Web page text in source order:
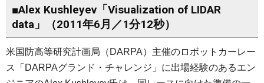
■Alex Kushleyev「Visualization of LIDAR
data」（2011年6月／1分12秒）
米国防高等研究計画局（DARPA）主催のロボットカーレー
ス「DARPAグランド・チャレンジ」に出場経験のあるエン